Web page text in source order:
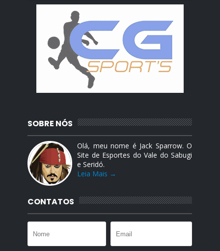
SOBRE NÓS
Olá, meu nome é Jack Sparrow. O
Site de Esportes do Vale do Sabugi
e Seridó.
Leia Mais →
CONTATOS